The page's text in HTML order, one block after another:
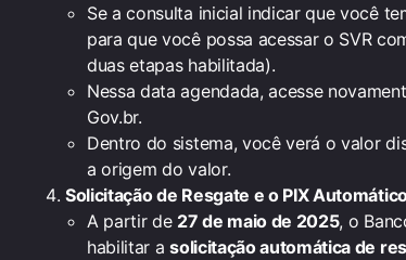
Se a consulta inicial indicar que você
para que você possa acessar o SVR
duas etapas habilitada).
Nessa data agendada, acesse
Gov.br.
Dentro do sistema, você verá o valor
a origem do valor.
Solicitação de Resgate e o PIX
A partir de 27 de maio de 2025, o
habilitar asolicitação automática de